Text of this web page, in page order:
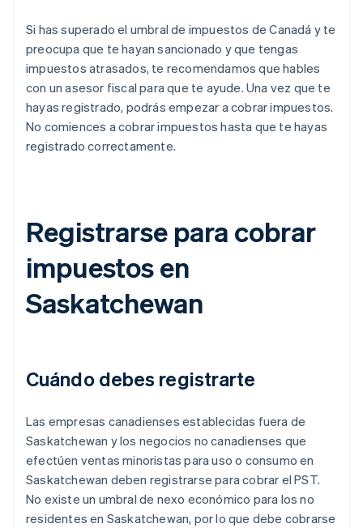
Si has superado el umbral de impuestos de Canadá y te
preocupa que te hayan sancionado y que tengas
impuestos atrasados, te recomendamos que hables
con un asesor fiscal para que te ayude. Una vez que te
hayas registrado, podrás empezar a cobrar impuestos.
No comiences a cobrar impuestos hasta que te hayas
registrado correctamente.
Registrarse para cobrar
impuestos en
Saskatchewan
Cuándo debes registrarte
Las empresas canadienses establecidas fuera de
Saskatchewan y los negocios no canadienses que
efectúen ventas minoristas para uso o consumo en
Saskatchewan deben registrarse para cobrar el PST.
No existe un umbral de nexo económico para los no
residentes en Saskatchewan, por lo que debe cobrarse